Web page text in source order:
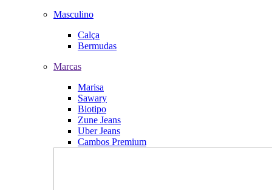
Masculino
Calça
Bermudas
Marcas
Marisa
Sawary
Biotipo
Zune Jeans
Uber Jeans
Cambos Premium